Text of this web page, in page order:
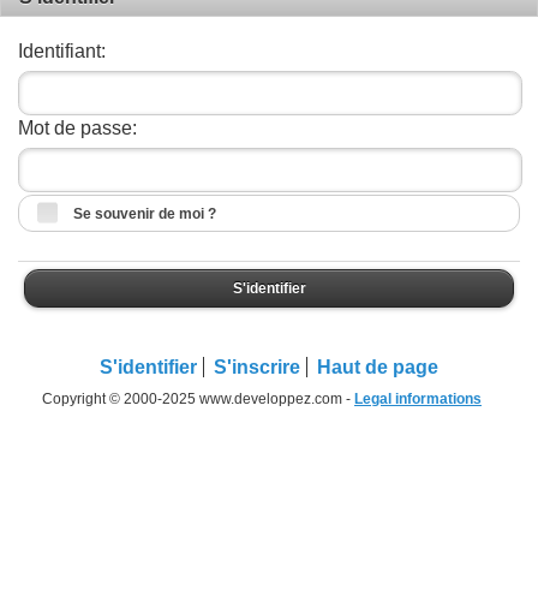
Identifiant:
Mot de passe:
Se souvenir de moi ?
S'identifier
S'identifier S'inscrire Haut de page
Copyright © 2000-2025 www.developpez.com - Legal informations